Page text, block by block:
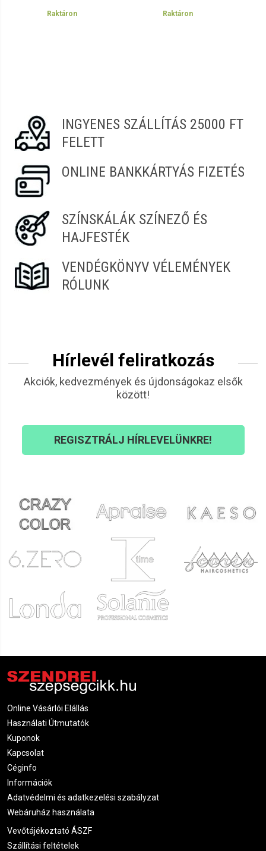
Raktáron Raktáron
INGYENES SZÁLLÍTÁS 25000 FT
FELETT
ONLINE BANKKÁRTYÁS FIZETÉS
SZÍNSKÁLÁK SZÍNEZŐ ÉS
HAJFESTÉK
VENDÉGKÖNYV VÉLEMÉNYEK
RÓLUNK
Hírlevél feliratkozás
Akciók, kedvezmények és újdonságokaz elsők
között!
REGISZTRÁLJ HÍRLEVELÜNKRE!
Online Vásárlói Elállás
Használati Útmutatók
Kuponok
Kapcsolat
Céginfo
Információk
Adatvédelmi és adatkezelési szabályzat
Webáruház használata
Vevőtájékoztató ÁSZF
Szállítási feltételek